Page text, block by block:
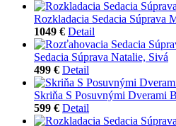
Rozkladacia Sedacia Súprava
1049 € Detail
Sedacia Súprava Natalie, Sivá
499 € Detail
Skriňa S Posuvnými Dverami
599 € Detail